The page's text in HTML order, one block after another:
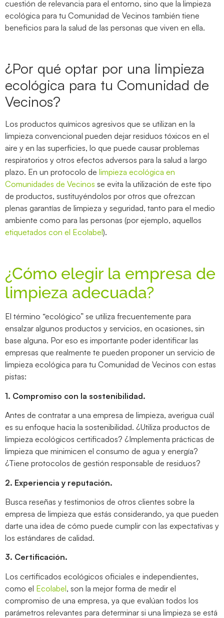
cuestión de relevancia para el entorno, sino que la limpieza
ecológica para tu Comunidad de Vecinos también tiene
beneficios para la salud de las personas que viven en ella.
¿Por qué optar por una limpieza
ecológica para tu Comunidad de
Vecinos?
Los productos químicos agresivos que se utilizan en la
limpieza convencional pueden dejar residuos tóxicos en el
aire y en las superficies, lo que puede causar problemas
respiratorios y otros efectos adversos para la salud a largo
plazo. En un protocolo de limpieza ecológica en
Comunidades de Vecinos se evita la utilización de este tipo
de productos, sustituyéndolos por otros que ofrezcan
plenas garantías de limpieza y seguridad, tanto para el medio
ambiente como para las personas (por ejemplo, aquellos
etiquetados con el Ecolabel).
¿Cómo elegir la empresa de
limpieza adecuada?
El término “ecológico” se utiliza frecuentemente para
ensalzar algunos productos y servicios, en ocasiones, sin
base alguna. Por eso es importante poder identificar las
empresas que realmente te pueden proponer un servicio de
limpieza ecológica para tu Comunidad de Vecinos con estas
pistas:
1. Compromiso con la sostenibilidad.
Antes de contratar a una empresa de limpieza, averigua cuál
es su enfoque hacia la sostenibilidad. ¿Utiliza productos de
limpieza ecológicos certificados? ¿Implementa prácticas de
limpieza que minimicen el consumo de agua y energía?
¿Tiene protocolos de gestión responsable de residuos?
2. Experiencia y reputación.
Busca reseñas y testimonios de otros clientes sobre la
empresa de limpieza que estás considerando, ya que pueden
darte una idea de cómo puede cumplir con las expectativas y
los estándares de calidad.
3. Certificación.
Los certificados ecológicos oficiales e independientes,
como el Ecolabel, son la mejor forma de medir el
compromiso de una empresa, ya que evalúan todos los
parámetros relevantes para determinar si una limpieza se está